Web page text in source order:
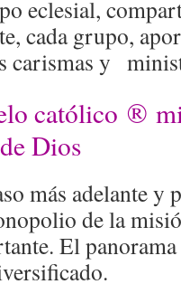
eclesial,
cada grupo,
carismas y
católico ®
Dios
más adelante y
de la
El